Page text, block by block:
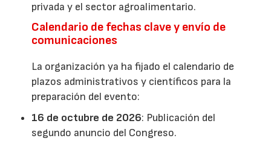
privada y el sector agroalimentario.
Calendario de fechas clave y envío de
comunicaciones
La organización ya ha fijado el calendario de
plazos administrativos y científicos para la
preparación del evento:
16 de octubre de 2026: Publicación del
segundo anuncio del Congreso.